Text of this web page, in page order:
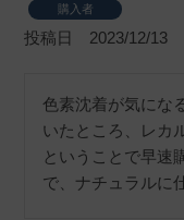
購入者
投稿日 2023/12/13
色素沈着が気にな
いたところ、レカ
ということで早速
で、ナチュラルに